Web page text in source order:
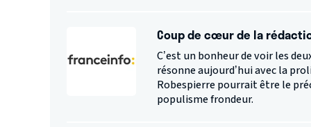
Coup de cœur de la
C’est un bonheur de voir les
résonne aujourd’hui avec la
Robespierre pourrait être le
populisme frondeur.